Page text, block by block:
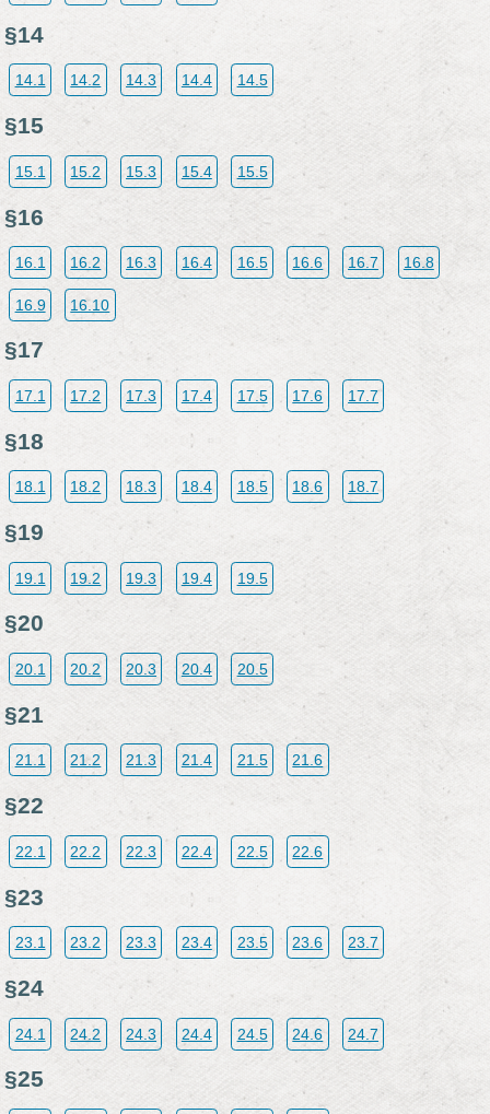
§14
14.1 14.2 14.3 14.4 14.5
§15
15.1 15.2 15.3 15.4 15.5
§16
16.1 16.2 16.3 16.4 16.5 16.6 16.7 16.8
16.9 16.10
§17
17.1 17.2 17.3 17.4 17.5 17.6 17.7
§18
18.1 18.2 18.3 18.4 18.5 18.6 18.7
§19
19.1 19.2 19.3 19.4 19.5
§20
20.1 20.2 20.3 20.4 20.5
§21
21.1 21.2 21.3 21.4 21.5 21.6
§22
22.1 22.2 22.3 22.4 22.5 22.6
§23
23.1 23.2 23.3 23.4 23.5 23.6 23.7
§24
24.1 24.2 24.3 24.4 24.5 24.6 24.7
§25